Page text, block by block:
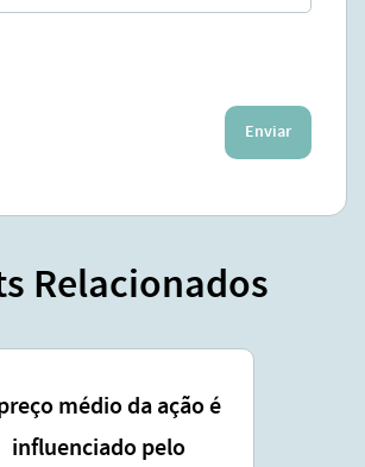
Enviar
Relacionados
médio da ação é
influenciado pelo